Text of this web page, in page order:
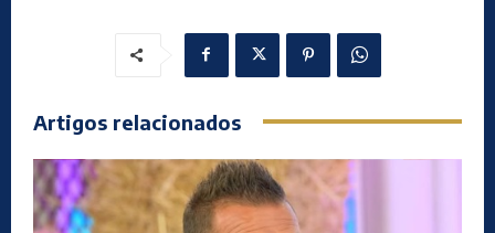
Artigos relacionados